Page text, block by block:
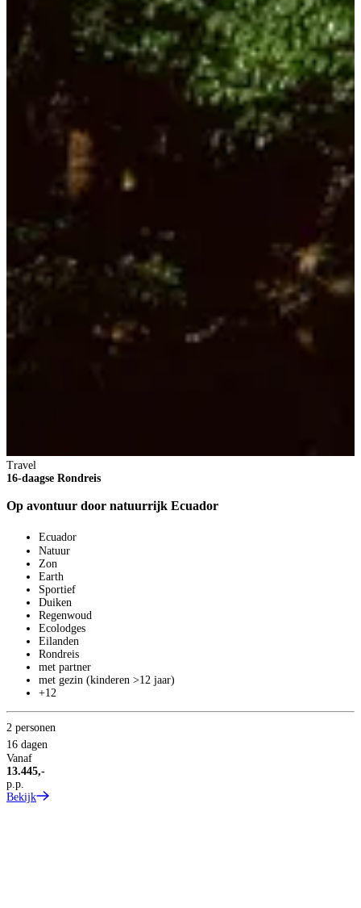
Travel
16-daagse Rondreis
Op avontuur door natuurrijk Ecuador
Ecuador
Natuur
Zon
Earth
Sportief
Duiken
Regenwoud
Ecolodges
Eilanden
Rondreis
met partner
met gezin (kinderen >12 jaar)
+12
2 personen
16 dagen
Vanaf
13.445,-
p.p.
Bekijk